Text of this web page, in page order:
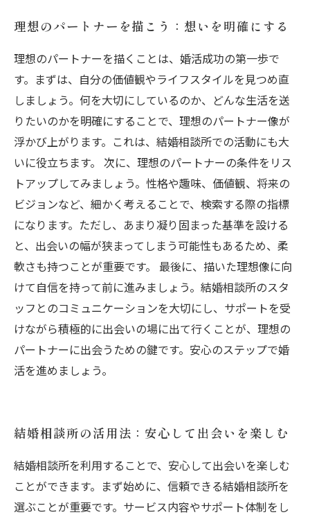
理想のパートナーを描こう：想いを明確にする
理想のパートナーを描くことは、婚活成功の第一歩で
す。まずは、自分の価値観やライフスタイルを見つめ直
しましょう。何を大切にしているのか、どんな生活を送
りたいのかを明確にすることで、理想のパートナー像が
浮かび上がります。これは、結婚相談所での活動にも大
いに役立ちます。 次に、理想のパートナーの条件をリス
トアップしてみましょう。性格や趣味、価値観、将来の
ビジョンなど、細かく考えることで、検索する際の指標
になります。ただし、あまり凝り固まった基準を設ける
と、出会いの幅が狭まってしまう可能性もあるため、柔
軟さも持つことが重要です。 最後に、描いた理想像に向
けて自信を持って前に進みましょう。結婚相談所のスタ
ッフとのコミュニケーションを大切にし、サポートを受
けながら積極的に出会いの場に出て行くことが、理想の
パートナーに出会うための鍵です。安心のステップで婚
活を進めましょう。
結婚相談所の活用法：安心して出会いを楽しむ
結婚相談所を利用することで、安心して出会いを楽しむ
ことができます。まず始めに、信頼できる結婚相談所を
選ぶことが重要です。サービス内容やサポート体制をし